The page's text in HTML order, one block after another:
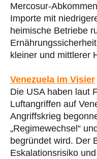
Mercosur-
Importe mit
heimische Betriebe
kleiner und mittlerer
Venezuela im Visier
Die USA haben laut
Luftangriffen auf
Angriffskrieg
„Regimewechsel“
begründet wird. Der
Eskalationsrisiko